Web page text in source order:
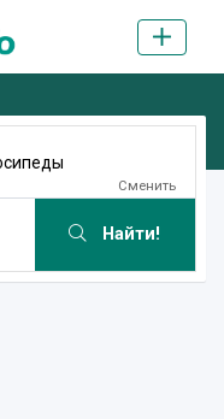
Сменить
Найти!